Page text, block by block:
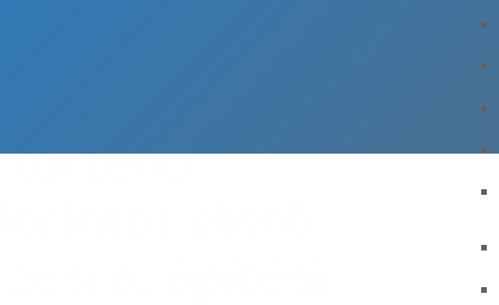
történő